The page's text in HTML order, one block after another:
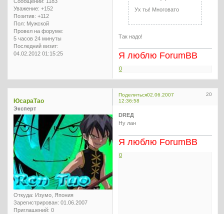
Уважение: +152
Позитив: +112
Пол: Мужской
Провел на форуме:
5 часов 24 минуты
Последний визит:
04.02.2012 01:15:25
Ух ты! Многовато
Так надо!
Я люблю ForumBB
0
Поделиться 20
02.06.2007
12:36:58
ЮсараТао
Эксперт
Откуда: Изумо, Япония
Зарегистрирован: 01.06.2007
Приглашений: 0
DREД
Ну лан
Я люблю ForumBB
0